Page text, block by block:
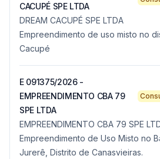
CACUPÉ SPE LTDA
DREAM CACUPÉ SPE LTDA
Empreendimento de uso misto no
Cacupé
E 091375/2026 -
EMPREENDIMENTO CBA 79
SPE LTDA
EMPREENDIMENTO CBA 79 SPE
Empreendimento de Uso Misto no
Jurerê, Distrito de Canasvieiras.